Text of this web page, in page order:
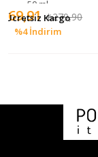
₺279,90
Kargo